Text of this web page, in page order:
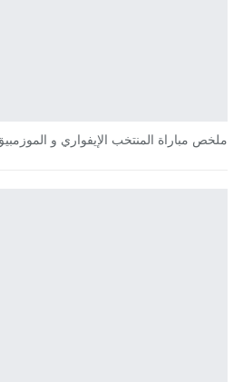
ملخص مباراة المنتخب الإيفواري و الموزمبيق